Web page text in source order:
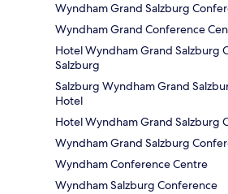
Wyndham Grand Salzburg
Wyndham Grand Conference
Hotel Wyndham Grand Salzburg
Salzburg
Salzburg Wyndham Grand
Hotel
Hotel Wyndham Grand Salzburg
Wyndham Grand Salzburg
Wyndham Conference Centre
Wyndham Salzburg Conference